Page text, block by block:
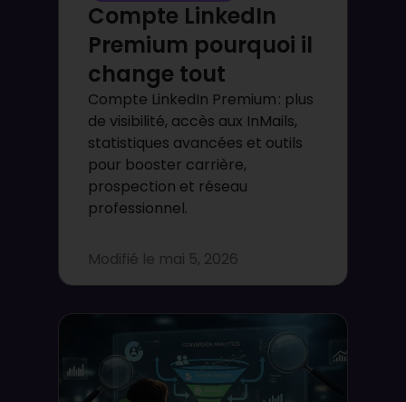
Compte LinkedIn
Premium pourquoi il
change tout
Compte LinkedIn Premium : plus
de visibilité, accès aux InMails,
statistiques avancées et outils
pour booster carrière,
prospection et réseau
professionnel.
Modifié le mai 5, 2026